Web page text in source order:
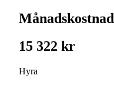
Månadskostnad
15 322 kr
Hyra